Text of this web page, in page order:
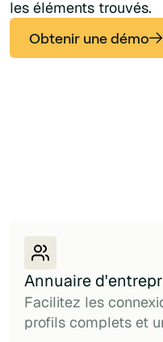
les éléments trouvés.
Obtenir une démo
Annuaire
Facilitez les
profils complets et